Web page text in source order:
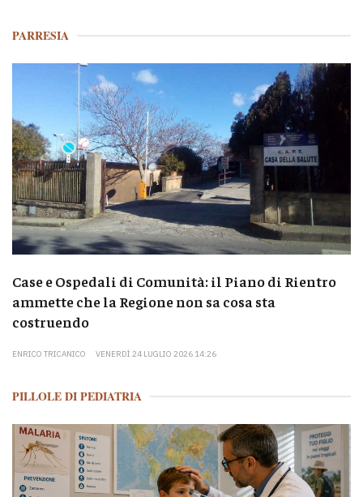
PARRESIA
Case e Ospedali di Comunità: il Piano di Rientro
ammette che la Regione non sa cosa sta
costruendo
ENRICO TRICANICO VENERDÌ 24 LUGLIO 2026 14:26
PILLOLE DI PEDIATRIA